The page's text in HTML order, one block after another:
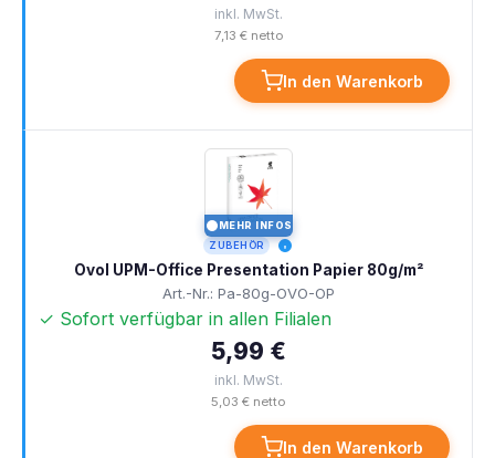
inkl. MwSt.
7,13 € netto
In den Warenkorb
MEHR INFOS
ZUBEHÖR
Ovol UPM-Office Presentation Papier 80g/m²
Art.-Nr.: Pa-80g-OVO-OP
✓ Sofort verfügbar in allen Filialen
5,99 €
inkl. MwSt.
5,03 € netto
In den Warenkorb